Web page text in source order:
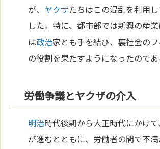
が、 ヤクザたちはこの混乱を利用
した。特に、都市部では新興の産
は政治家とも手を結び、裏社会の
の役割を果たすようになったのであ
労働争議とヤクザの介入
明治時代後期から大正時代にかけ
が進むとともに、労働者の間で不